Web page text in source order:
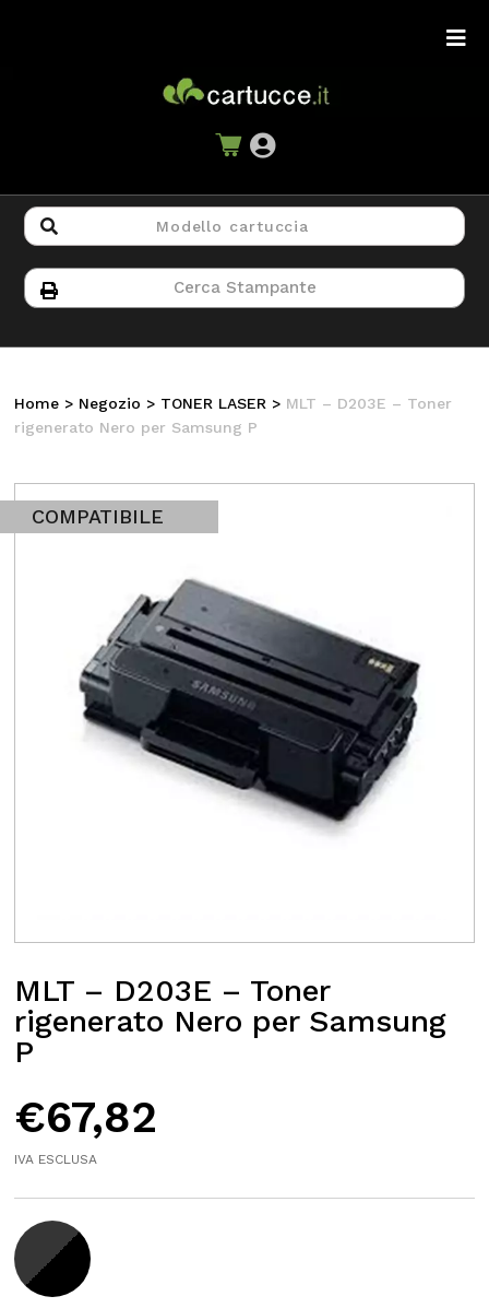
Home > Negozio > TONER LASER > MLT – D203E – Toner
rigenerato Nero per Samsung P
COMPATIBILE
MLT – D203E – Toner
rigenerato Nero per Samsung
P
€67,82
IVA ESCLUSA